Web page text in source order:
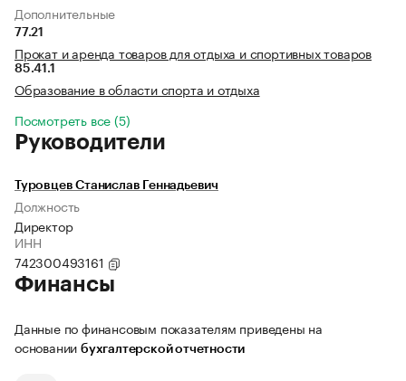
Дополнительные
77.21
Прокат и аренда товаров для отдыха и спортивных товаров
85.41.1
Образование в области спорта и отдыха
Посмотреть все (5)
Руководители
Туровцев Станислав Геннадьевич
Должность
Директор
ИНН
742300493161
Финансы
Данные по финансовым показателям приведены на
основании бухгалтерской отчетности